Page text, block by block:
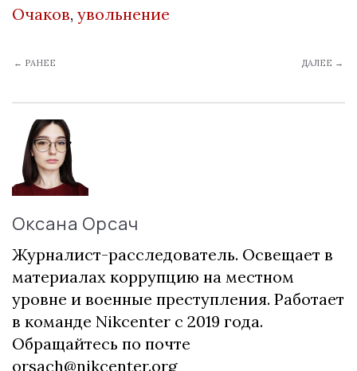
Очаков, увольнение
← РАНЕЕ ДАЛЕЕ →
Оксана Орсач
Журналист-расследователь. Освещает в
материалах коррупцию на местном
уровне и военные преступления. Работает
в команде Nikcenter с 2019 года.
Обращайтесь по почте
orsach@nikcenter.org